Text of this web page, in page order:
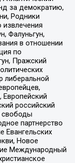
за демократию,
Родники
извлечения
Фалуньгун,
в отношении
по
Пражский
либеральной
российский
партнерство
Евангельских
Новое
Международный